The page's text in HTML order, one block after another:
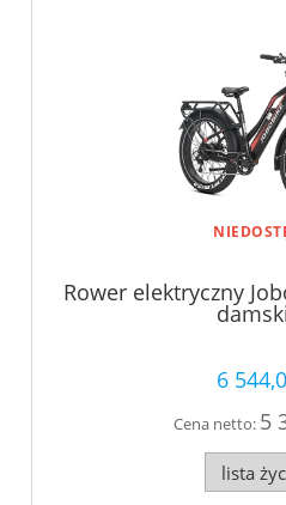
Rower elektryczny
6
Cena netto: 5
lista